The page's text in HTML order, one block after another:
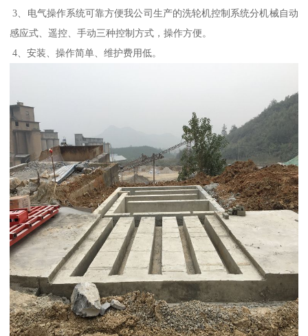
3、电气操作系统可靠方便我公司生产的洗轮机控制系统分机械自动
感应式、遥控、手动三种控制方式，操作方便。
4、安装、操作简单、维护费用低。